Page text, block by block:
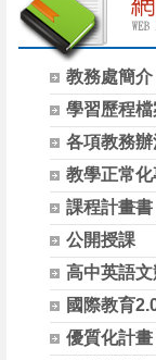
教務處簡介
學習歷程檔
各項教務辦
教學正常
課程計畫書
公開授課
高中英語
國際教育
優質化計畫